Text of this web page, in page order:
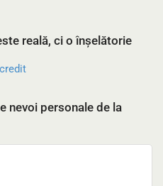
reală, ci o înșelătorie
nevoi personale de la